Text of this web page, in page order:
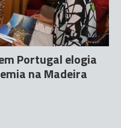
Portugal elogia
na Madeira